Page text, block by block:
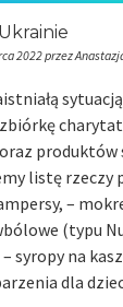
2022 przez
produktów
listę rzeczy
–
(typu
syropy na
dla